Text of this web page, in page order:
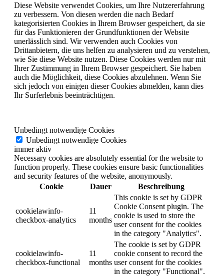
Diese Website verwendet Cookies, um Ihre Nutzererfahrung
zu verbessern. Von diesen werden die nach Bedarf
kategorisierten Cookies in Ihrem Browser gespeichert, da sie
für das Funktionieren der Grundfunktionen der Website
unerlässlich sind. Wir verwenden auch Cookies von
Drittanbietern, die uns helfen zu analysieren und zu verstehen,
wie Sie diese Website nutzen. Diese Cookies werden nur mit
Ihrer Zustimmung in Ihrem Browser gespeichert. Sie haben
auch die Möglichkeit, diese Cookies abzulehnen. Wenn Sie
sich jedoch von einigen dieser Cookies abmelden, kann dies
Ihr Surferlebnis beeinträchtigen.
Unbedingt notwendige Cookies
Unbedingt notwendige Cookies
immer aktiv
Necessary cookies are absolutely essential for the website to
function properly. These cookies ensure basic functionalities
and security features of the website, anonymously.
Cookie
Dauer Beschreibung
cookielawinfo-
checkbox-analytics
11
months
This cookie is set by GDPR
Cookie Consent plugin. The
cookie is used to store the
user consent for the cookies
in the category "Analytics".
cookielawinfo-
checkbox-functional
11
months
The cookie is set by GDPR
cookie consent to record the
user consent for the cookies
in the category "Functional".